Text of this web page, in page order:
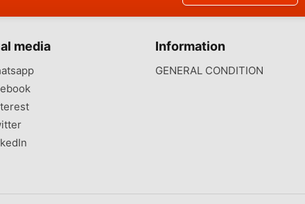
media Information
GENERAL CONDITION